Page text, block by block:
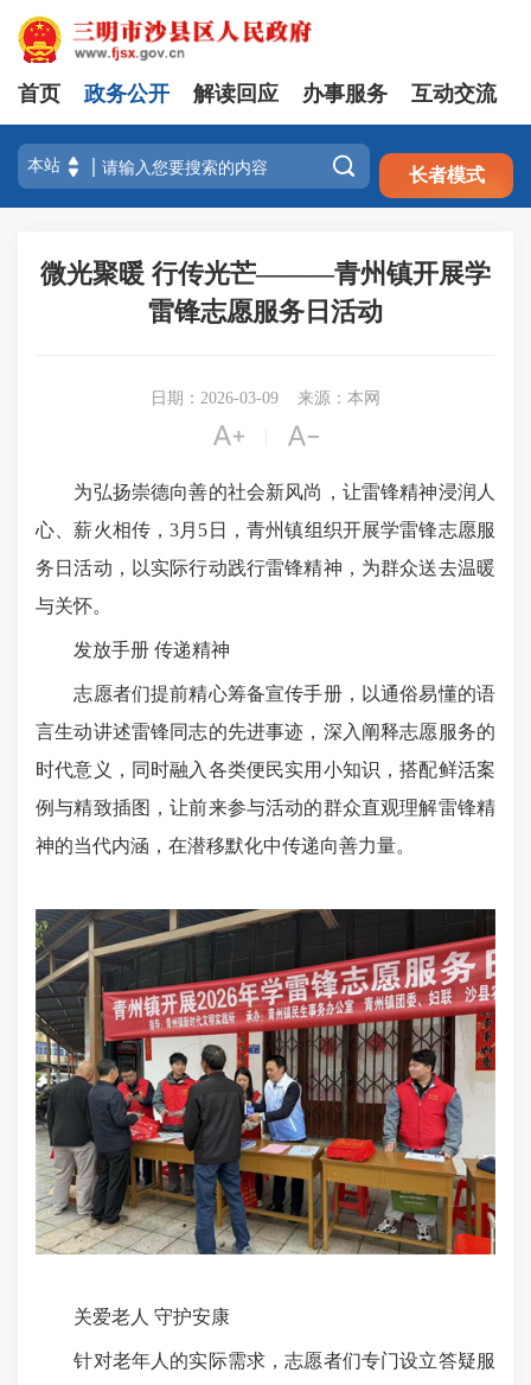
注册 登录
首页 政务公开 解读回应 办事服务 互动交流
 长者模式
微光聚暖 行传光芒———青州镇开展学
雷锋志愿服务日活动
日期：2026-03-09 来源：本网
 
为弘扬崇德向善的社会新风尚，让雷锋精神浸润人
心、薪火相传，3月5日，青州镇组织开展学雷锋志愿服
务日活动，以实际行动践行雷锋精神，为群众送去温暖
与关怀。
发放手册 传递精神
志愿者们提前精心筹备宣传手册，以通俗易懂的语
言生动讲述雷锋同志的先进事迹，深入阐释志愿服务的
时代意义，同时融入各类便民实用小知识，搭配鲜活案
例与精致插图，让前来参与活动的群众直观理解雷锋精
神的当代内涵，在潜移默化中传递向善力量。
关爱老人 守护安康
针对老年人的实际需求，志愿者们专门设立答疑服